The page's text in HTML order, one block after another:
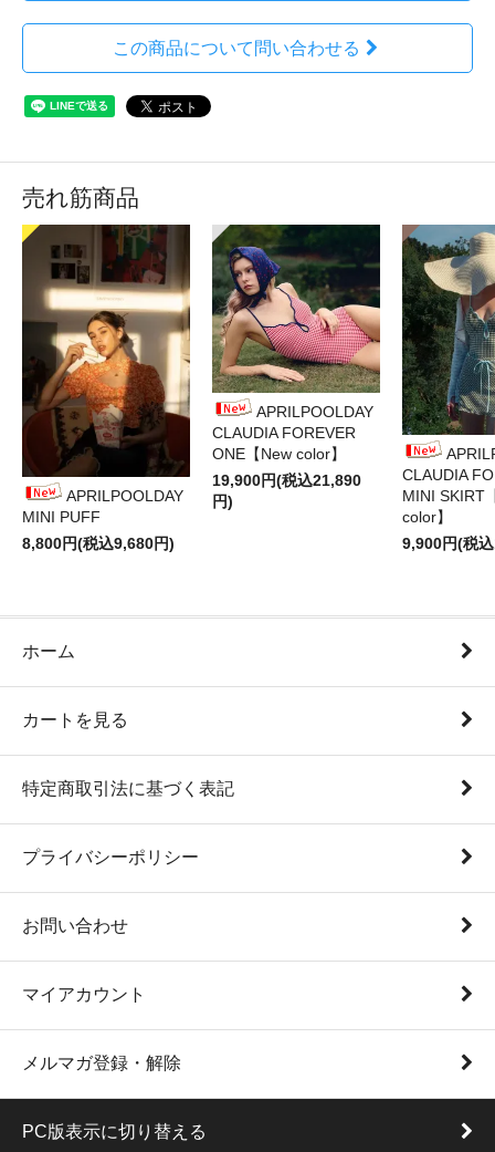
この商品について問い合わせる
売れ筋商品
APRILPOOLDAY
MINI PUFF
8,800円(税込9,680円)
APRILPOOLDAY
CLAUDIA FOREVER
ONE【New color】
19,900円(税込21,890
円)
CLAUDIA
MINI SKIRT
color】
9,900円(税
ホーム
カートを見る
特定商取引法に基づく表記
プライバシーポリシー
お問い合わせ
マイアカウント
メルマガ登録・解除
PC版表示に切り替える